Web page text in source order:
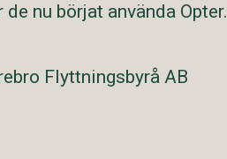
nu börjat använda Opter.
Flyttningsbyrå AB